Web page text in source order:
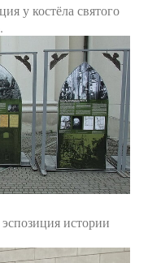
у костёла святого
истории